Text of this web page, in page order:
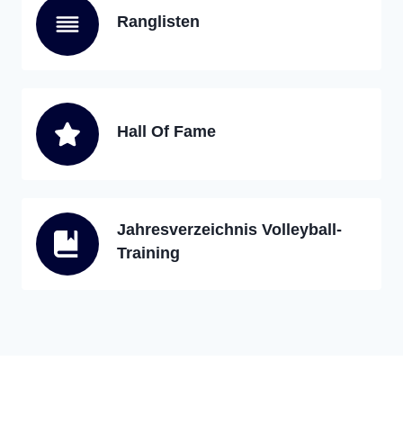
Ranglisten
Hall Of Fame
Jahresverzeichnis Volleyball-
Training